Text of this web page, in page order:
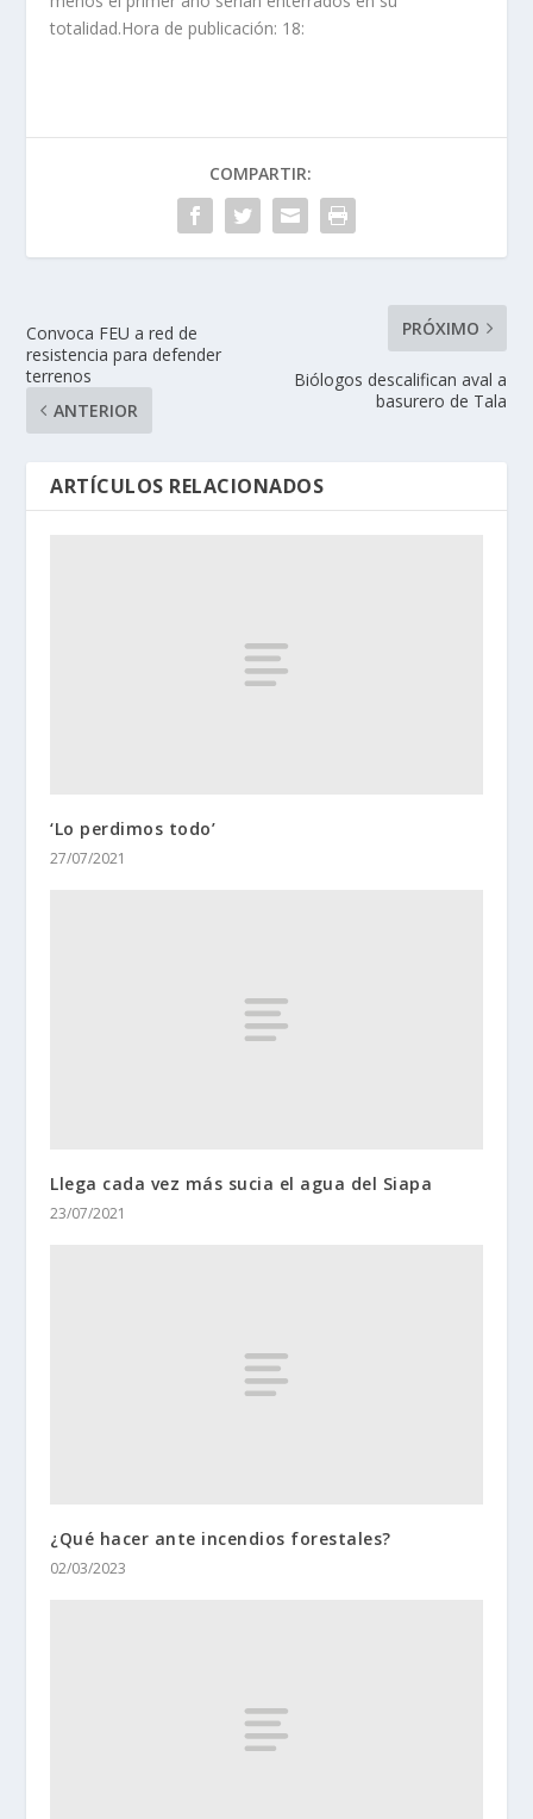
totalidad.Hora de publicación: 18:
COMPARTIR:
Convoca FEU a red de
resistencia para defender
terrenos
ANTERIOR
PRÓXIMO
Biólogos descalifican aval a
basurero de Tala
ARTÍCULOS RELACIONADOS
‘Lo perdimos todo’
27/07/2021
Llega cada vez más sucia el agua del Siapa
23/07/2021
¿Qué hacer ante incendios forestales?
02/03/2023